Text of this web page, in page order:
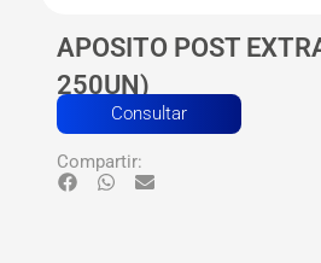
APOSITO POST
250UN)
Consultar
Compartir: